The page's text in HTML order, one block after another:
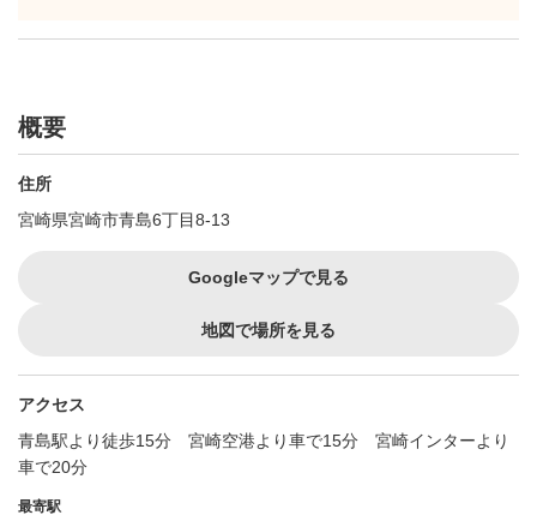
概要
住所
宮崎県宮崎市青島6丁目8-13
Googleマップで見る
地図で場所を見る
アクセス
青島駅より徒歩15分 宮崎空港より車で15分 宮崎インターより
車で20分
最寄駅